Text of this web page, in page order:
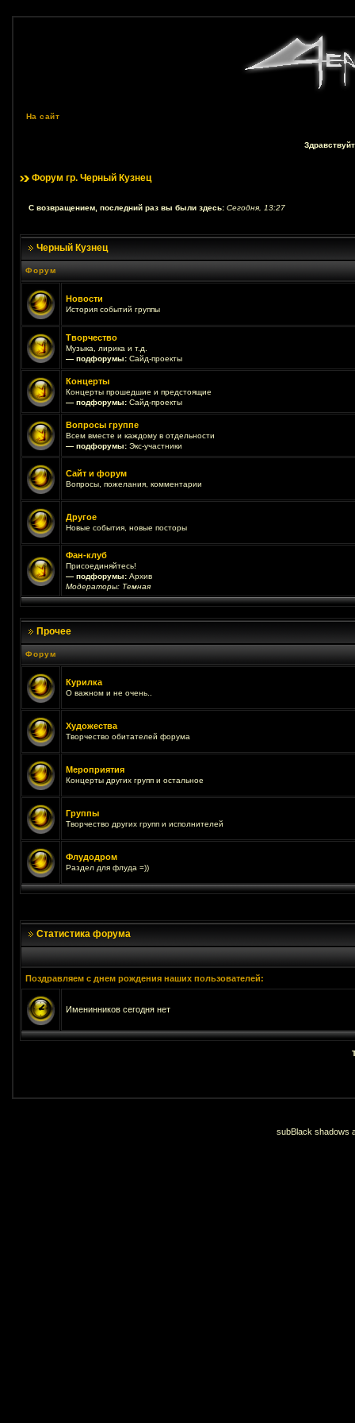
На сайт
Форум гр. Черный Кузнец
С возвращением, последний раз вы были здесь: Сегодня, 13:27
Черный Кузнец
Форум
Новости
История событий группы
Творчество
Музыка, лирика и т.д.
— подфорумы: Сайд-проекты
Концерты
Концерты прошедшие и предстоящие
— подфорумы: Сайд-проекты
Вопросы группе
Всем вместе и каждому в отдельности
— подфорумы: Экс-участники
Сайт и форум
Вопросы, пожелания, комментарии
Другое
Новые события, новые посторы
Фан-клуб
Присоединяйтесь!
— подфорумы: Архив
Модераторы: Темная
Прочее
Форум
Курилка
О важном и не очень..
Художества
Творчество обитателей форума
Мероприятия
Концерты других групп и остальное
Группы
Творчество других групп и исполнителей
Флудодром
Раздел для флуда =))
Статистика форума
Поздравляем с днем рождения наших пользователей:
Именинников сегодня нет
subBlack shadows